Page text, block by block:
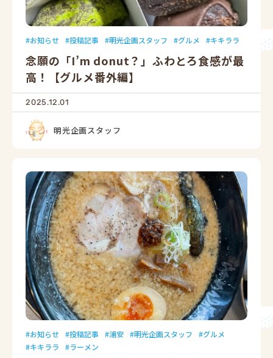
お知らせ 投稿記事 明光企画スタッフ グルメ キキララ
念願の「I’m donut？」ふわとろ食感が最
高！【グルメ番外編】
2025.12.01
明光企画スタッフ
お知らせ 投稿記事 浦安 明光企画スタッフ
グルメ
キキララ
ラーメン